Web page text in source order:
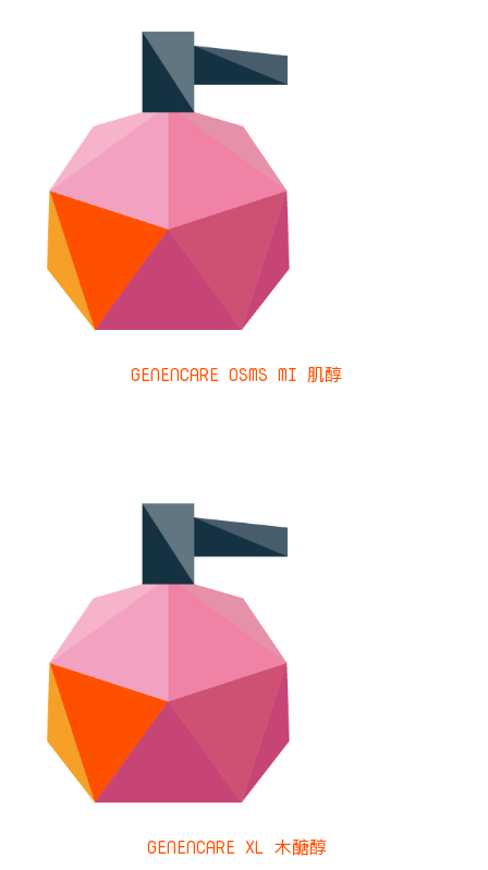
GENENCARE OSMS MI 肌醇
GENENCARE XL 木醣醇